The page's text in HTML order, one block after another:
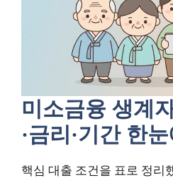
미소금융 생계
·금리·기간 한눈
핵심 대출 조건을 표로 정리